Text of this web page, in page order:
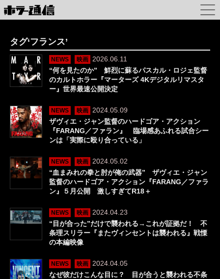
タグ‘フランス’
NEWS 映画
2026.06.11
“何を見たのか” 鮮烈に蘇るパスカル・ロジェ監督
のカルトホラー『マーターズ 4Kデジタルリマスタ
ー』世界最速公開決定
NEWS 映画
2024.05.09
ザヴィエ・ジャン監督のハードゴア・アクション
『FARANG／ファラン』 臨場感あふれる試合シー
ンは「実際に殴り合っている」
NEWS 映画
2024.05.02
“血まみれの拳と肘が俺の武器” ザヴィエ・ジャン
監督のハードゴア・アクション『FARANG／ファラ
ン』５月公開 激しすぎてR18＋
NEWS 映画
2024.04.23
“目が合った”だけで襲われる→これが証拠だ！ 不
条理スリラー『またヴィンセントは襲われる』戦慄
の本編映像
NEWS 映画
2024.04.05
なぜ彼だけこんな目に？ 目が合うと襲われる不条